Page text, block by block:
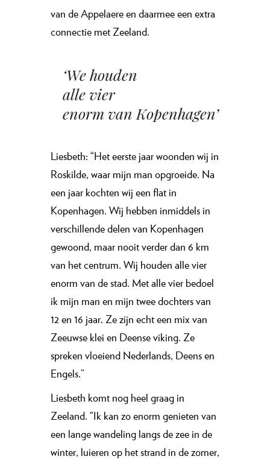
van de Appelaere en daarmee een extra
connectie met Zeeland.
‘We houden
alle vier
enorm van Kopenhagen’
Liesbeth: “Het eerste jaar woonden wij in
Roskilde, waar mijn man opgroeide. Na
een jaar kochten wij een flat in
Kopenhagen. Wij hebben inmiddels in
verschillende delen van Kopenhagen
gewoond, maar nooit verder dan 6 km
van het centrum. Wij houden alle vier
enorm van de stad. Met alle vier bedoel
ik mijn man en mijn twee dochters van
12 en 16 jaar. Ze zijn echt een mix van
Zeeuwse klei en Deense viking. Ze
spreken vloeiend Nederlands, Deens en
Engels.”
Liesbeth komt nog heel graag in
Zeeland. “Ik kan zo enorm genieten van
een lange wandeling langs de zee in de
winter, luieren op het strand in de zomer,